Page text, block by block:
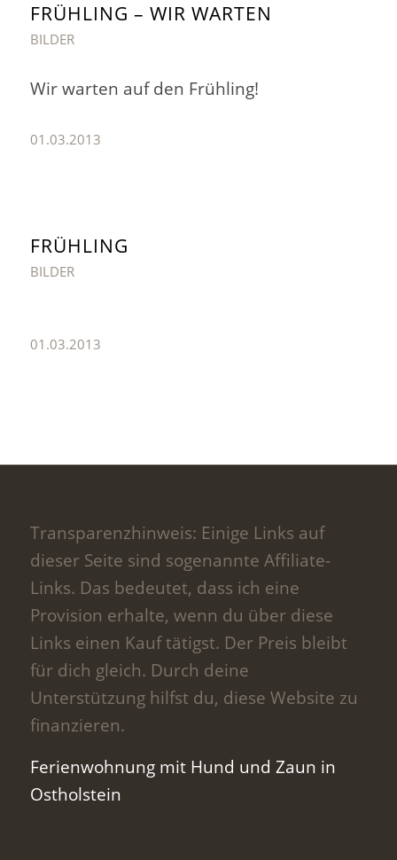
FRÜHLING – WIR WARTEN
BILDER
Wir warten auf den Frühling!
01.03.2013
FRÜHLING
BILDER
01.03.2013
Transparenzhinweis: Einige Links auf
dieser Seite sind sogenannte Affiliate-
Links. Das bedeutet, dass ich eine
Provision erhalte, wenn du über diese
Links einen Kauf tätigst. Der Preis bleibt
für dich gleich. Durch deine
Unterstützung hilfst du, diese Website zu
finanzieren.
Ferienwohnung mit Hund und Zaun in
Ostholstein